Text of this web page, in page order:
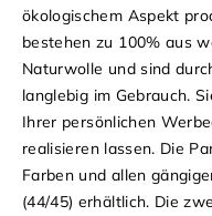
ökologischem Aspekt
bestehen zu 100% aus
Naturwolle und sind
langlebig im Gebrauch.
Ihrer persönlichen
realisieren lassen. Die
Farben und allen
(44/45) erhältlich. Die